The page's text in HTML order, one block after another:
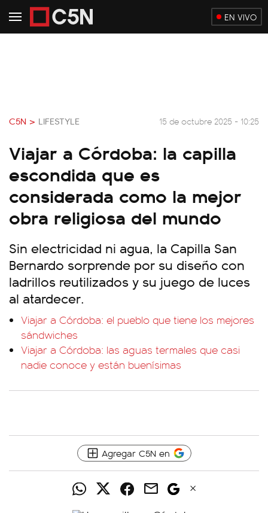
EN VIVO
C5N > LIFESTYLE 15 de octubre 2025 - 10:25
Viajar a Córdoba: la capilla
escondida que es
considerada como la mejor
obra religiosa del mundo
Sin electricidad ni agua, la Capilla San
Bernardo sorprende por su diseño con
ladrillos reutilizados y su juego de luces
al atardecer.
Viajar a Córdoba: el pueblo que tiene los mejores
sándwiches
Viajar a Córdoba: las aguas termales que casi
nadie conoce y están buenísimas
Agregar C5N en